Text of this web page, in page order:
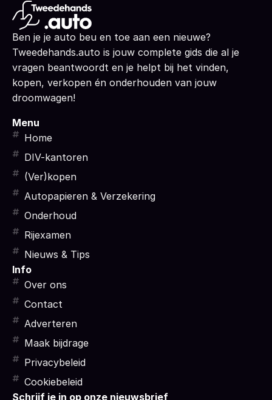
Ben je je auto beu en toe aan een nieuwe?
Tweedehands.auto is jouw complete gids die al je
vragen beantwoordt en je helpt bij het vinden,
kopen, verkopen én onderhouden van jouw
droomwagen!
Menu
Home
DIV-kantoren
(Ver)kopen
Autopapieren & Verzekering
Onderhoud
Rijexamen
Nieuws & Tips
Info
Over ons
Contact
Adverteren
Maak bijdrage
Privacybeleid
Cookiebeleid
Schrijf je in op onze nieuwsbrief